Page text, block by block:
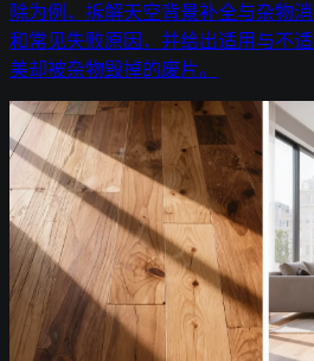
除为例，拆解天空背景补全与杂物
和常见失败原因，并给出适用与不
美却被杂物毁掉的废片。